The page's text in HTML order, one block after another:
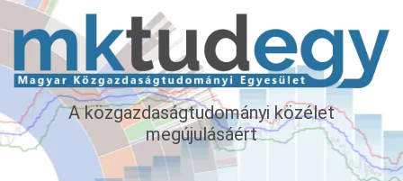
A közgazdaságtudományi közélet
megújulásáért